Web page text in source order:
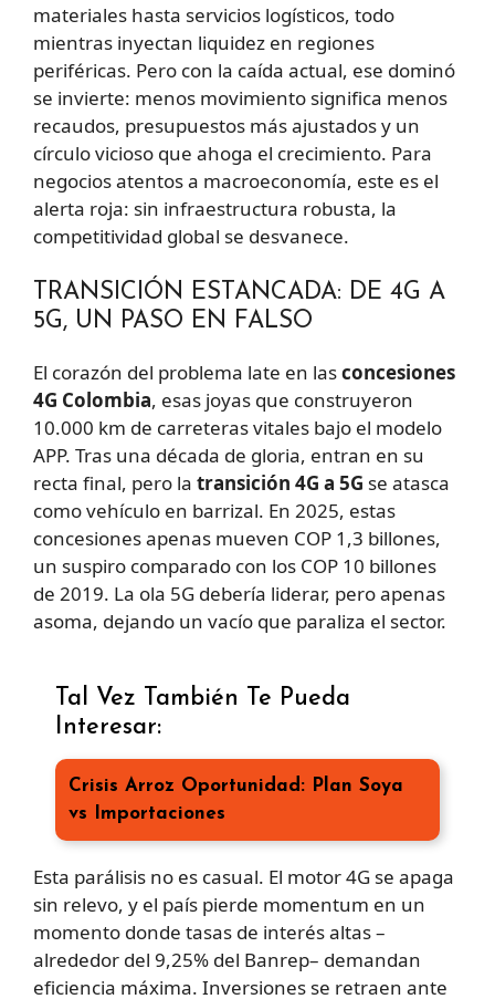
materiales hasta servicios logísticos, todo
mientras inyectan liquidez en regiones
periféricas. Pero con la caída actual, ese dominó
se invierte: menos movimiento significa menos
recaudos, presupuestos más ajustados y un
círculo vicioso que ahoga el crecimiento. Para
negocios atentos a macroeconomía, este es el
alerta roja: sin infraestructura robusta, la
competitividad global se desvanece.
TRANSICIÓN ESTANCADA: DE 4G A
5G, UN PASO EN FALSO
El corazón del problema late en lasconcesiones
4G Colombia, esas joyas que construyeron
10.000 km de carreteras vitales bajo el modelo
APP. Tras una década de gloria, entran en su
recta final, pero la transición 4G a 5G se atasca
como vehículo en barrizal. En 2025, estas
concesiones apenas mueven COP 1,3 billones,
un suspiro comparado con los COP 10 billones
de 2019. La ola 5G debería liderar, pero apenas
asoma, dejando un vacío que paraliza el sector.
Tal Vez También Te Pueda
Interesar:
Crisis Arroz Oportunidad: Plan Soya
vs Importaciones
Esta parálisis no es casual. El motor 4G se apaga
sin relevo, y el país pierde momentum en un
momento donde tasas de interés altas –
alrededor del 9,25% del Banrep– demandan
eficiencia máxima. Inversiones se retraen ante